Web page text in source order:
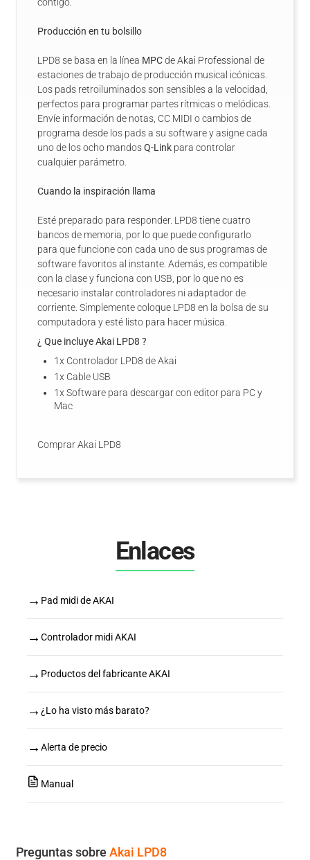
Producción en tu bolsillo
LPD8 se basa en la línea MPCdeAkai Professional de
estaciones de trabajo de producción musical icónicas.
Los pads retroiluminados son sensibles a la velocidad,
perfectos para programar partes rítmicas o melódicas.
Envíe información de notas, CC MIDI o cambios de
programa desde los pads a su software y asigne cada
uno de los ocho mandosQ-Link para controlar
cualquier parámetro.
Cuando la inspiración llama
Esté preparado para responder. LPD8 tiene cuatro
bancos de memoria, por lo que puede configurarlo
para que funcione con cada uno de sus programas de
software favoritos al instante. Además, es compatible
con la clase y funciona con USB, por lo que no es
necesario instalar controladores ni adaptador de
corriente. Simplemente coloque LPD8 en la bolsa de su
computadora y esté listo para hacer música.
¿ Que incluye Akai LPD8 ?
1x Controlador LPD8 de Akai
1x Cable USB
1x Software para descargar con editor para PC y
Mac
Comprar Akai LPD8
Enlaces
→ Pad midi de AKAI
→ Controlador midi AKAI
→ Productos del fabricante AKAI
→ ¿Lo ha visto más barato?
→ Alerta de precio
Manual
Preguntas sobre Akai LPD8